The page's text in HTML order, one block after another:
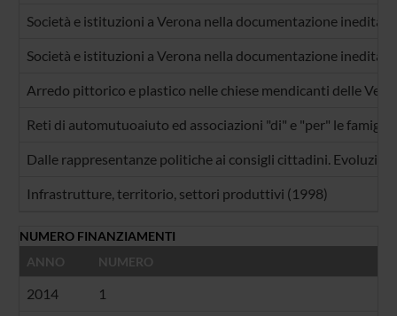
Società e istituzioni a Verona nella documentazione inedita
Società e istituzioni a Verona nella documentazione inedita
Arredo pittorico e plastico nelle chiese mendicanti delle
Reti di automutuoaiuto ed associazioni "di" e "per" le
Dalle rappresentanze politiche ai consigli cittadini.
Infrastrutture, territorio, settori produttivi (1998)
NUMERO FINANZIAMENTI
ANNO
NUMERO
2014 1